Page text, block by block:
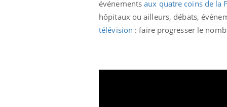
événementsaux quatre coins de la
hôpitaux ou ailleurs, débats,
télévision : faire progresser le